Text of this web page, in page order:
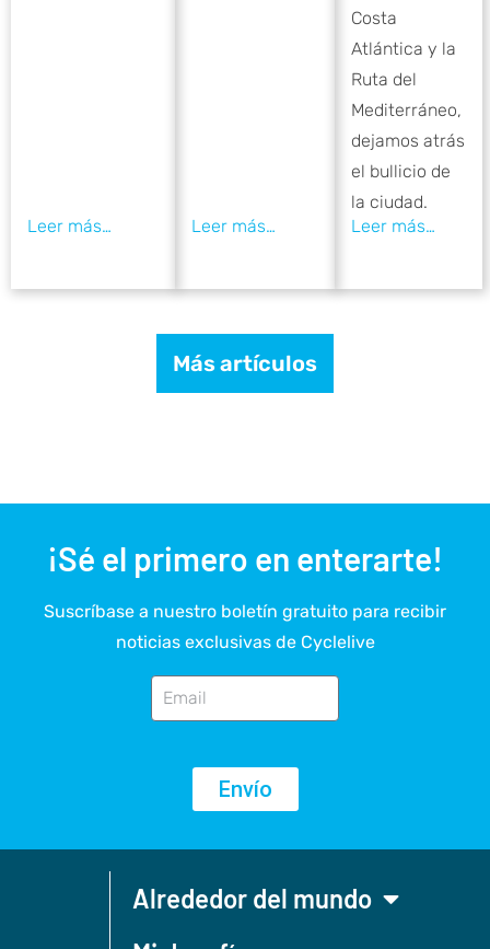
Costa
Atlántica y la
Ruta del
Mediterráneo,
dejamos atrás
el bullicio de
la ciudad.
Más artículos
¡Sé el primero en enterarte!
Suscríbase a nuestro boletín gratuito para recibir
noticias exclusivas de Cyclelive
Envío
Alrededor del mundo